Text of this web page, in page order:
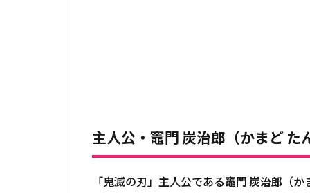
主人公・竈門 炭治郎（かまど た
「鬼滅の刃」主人公である竈門 炭治郎 （